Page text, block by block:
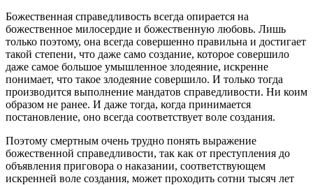
Божественная справедливость всегда опирается на
божественное милосердие и божественную любовь. Лишь
только поэтому, она всегда совершенно правильна и достигает
такой степени, что даже само создание, которое совершило
даже самое большое умышленное злодеяние, искренне
понимает, что такое злодеяние совершило. И только тогда
производится выполнение мандатов справедливости. Ни коим
образом не ранее. И даже тогда, когда принимается
постановление, оно всегда соответствует воле создания.
Поэтому смертным очень трудно понять выражение
божественной справедливости, так как от преступления до
объявления приговора о наказании, соответствующем
искренней воле создания, может проходить сотни тысяч лет